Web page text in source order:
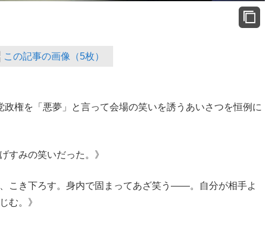
この記事の画像（5枚）
権を「悪夢」と言って会場の笑いを誘うあいさつを恒例に
すみの笑いだった。》
こき下ろす。身内で固まってあざ笑う――。自分が相手よ
む。》